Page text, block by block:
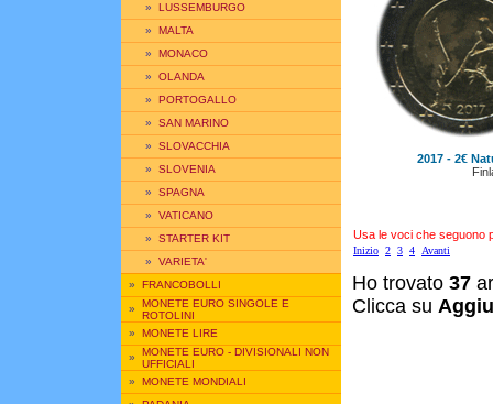
» LUSSEMBURGO
» MALTA
» MONACO
» OLANDA
» PORTOGALLO
» SAN MARINO
» SLOVACCHIA
» SLOVENIA
» SPAGNA
» VATICANO
» STARTER KIT
» VARIETA'
» FRANCOBOLLI
» MONETE EURO SINGOLE E
ROTOLINI
» MONETE LIRE
» MONETE EURO - DIVISIONALI NON
UFFICIALI
» MONETE MONDIALI
2017 - 2€
Usa le voci che seguono
Inizio 2 3 4 Avanti
Ho trovato 37
Clicca su